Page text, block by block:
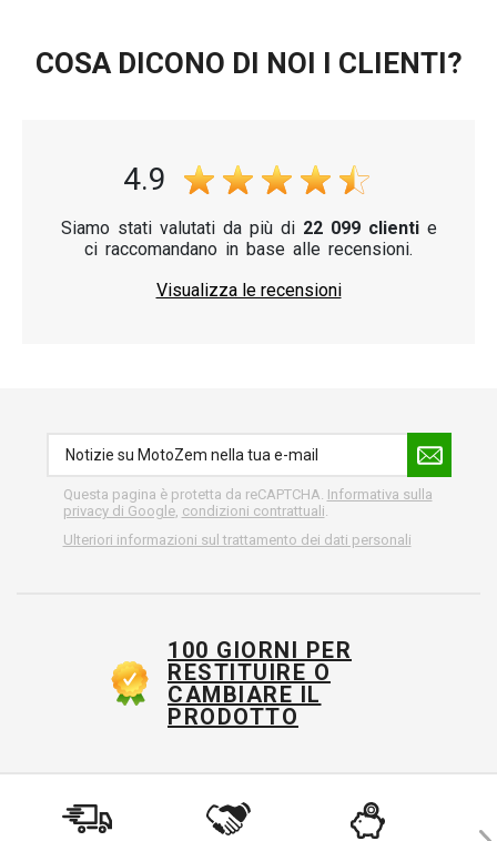
COSA DICONO DI NOI I CLIENTI?
4.9
Siamo stati valutati da più di 22 099 clientie
ci raccomandano in base alle recensioni.
Visualizza le recensioni
Questa pagina è protetta da reCAPTCHA. Informativa sulla
privacy di Google, condizioni contrattuali.
Ulteriori informazioni sul trattamento dei dati personali
100 GIORNI PER
RESTITUIRE O
CAMBIARE IL
PRODOTTO